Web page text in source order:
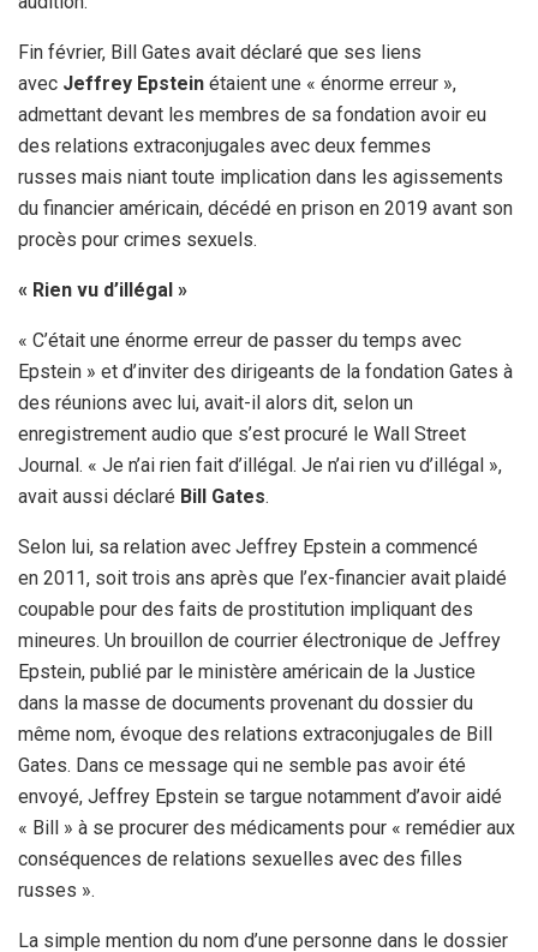
Fin février, Bill Gates avait déclaré que ses liens
avec Jeffrey Epstein étaient une « énorme erreur »,
admettant devant les membres de sa fondation avoir eu
des relations extraconjugales avec deux femmes
russes mais niant toute implication dans les agissements
du financier américain, décédé en prison en 2019 avant son
procès pour crimes sexuels.
« Rien vu d’illégal »
« C’était une énorme erreur de passer du temps avec
Epstein » et d’inviter des dirigeants de la fondation Gates à
des réunions avec lui, avait-il alors dit, selon un
enregistrement audio que s’est procuré le Wall Street
Journal. « Je n’ai rien fait d’illégal. Je n’ai rien vu d’illégal »,
avait aussi déclaré Bill Gates.
Selon lui, sa relation avec Jeffrey Epstein a commencé
en 2011, soit trois ans après que l’ex-financier avait plaidé
coupable pour des faits de prostitution impliquant des
mineures. Un brouillon de courrier électronique de Jeffrey
Epstein, publié par le ministère américain de la Justice
dans la masse de documents provenant du dossier du
même nom, évoque des relations extraconjugales de Bill
Gates. Dans ce message qui ne semble pas avoir été
envoyé, Jeffrey Epstein se targue notamment d’avoir aidé
« Bill » à se procurer des médicaments pour « remédier aux
conséquences de relations sexuelles avec des filles
russes ».
La simple mention du nom d’une personne dans le dossier